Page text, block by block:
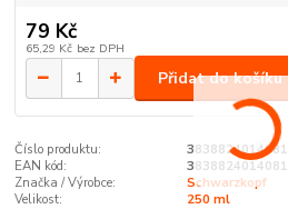
79 Kč
65,29 Kč bez DPH
Přidat do košíku
Číslo produktu:
3838824014081
EAN kód:
3838824014081
Značka / Výrobce:
Schwarzkopf
Velikost:
250 ml